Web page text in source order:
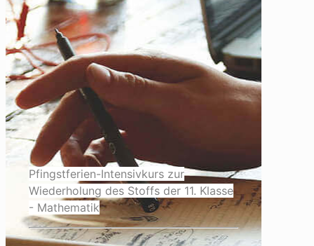
Pfingstferien-Intensivkurs zur
Wiederholung des Stoffs der 11. Klasse
- Mathematik